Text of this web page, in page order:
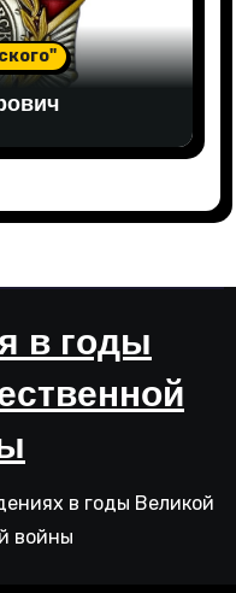
в годы
в годы Великой
войны